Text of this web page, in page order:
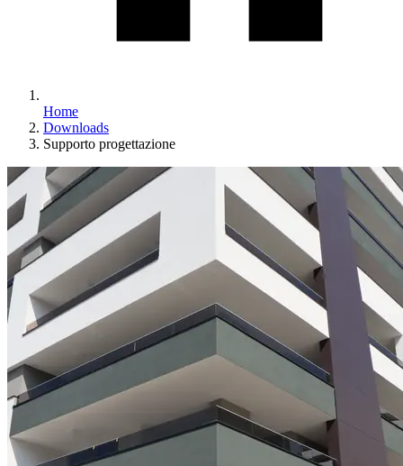
Home
Downloads
Supporto progettazione